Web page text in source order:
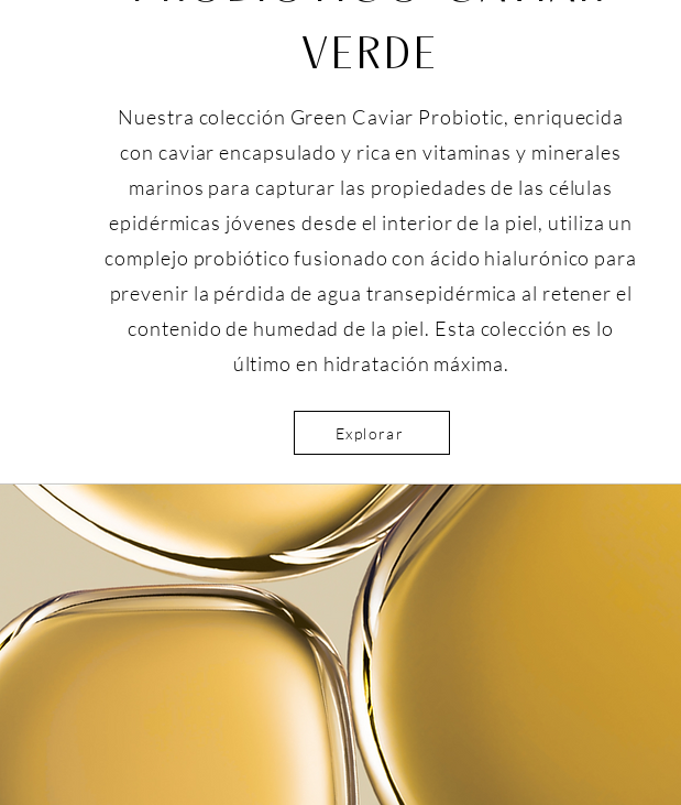
VERDE
Nuestra colección Green Caviar Probiotic, enriquecida
con caviar encapsulado y rica en vitaminas y minerales
marinos para capturar las propiedades de las células
epidérmicas jóvenes desde el interior de la piel, utiliza un
complejo probiótico fusionado con ácido hialurónico para
prevenir la pérdida de agua transepidérmica al retener el
contenido de humedad de la piel. Esta colección es lo
último en hidratación máxima.
Explorar